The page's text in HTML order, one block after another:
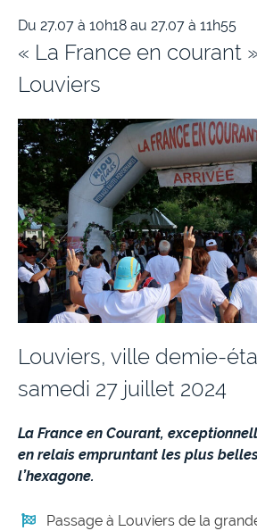
Du 27.07 à 10h18 au 27.07 à 11h55
« La France en courant
Louviers
Louviers, ville demie-
samedi 27 juillet 2024
La France en Courant,
en relais empruntant les plus
l’hexagone.
Passage à Louviers de la